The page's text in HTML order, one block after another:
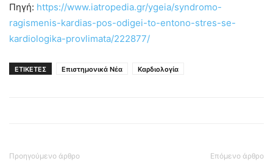
Πηγή: https://www.iatropedia.gr/ygeia/syndromo-
ragismenis-kardias-pos-odigei-to-entono-stres-se-
kardiologika-provlimata/222877/
ΕΤΙΚΕΤΕΣ Επιστημονικά Νέα Καρδιολογία
Προηγούμενο άρθρο Επόμενο άρθρο